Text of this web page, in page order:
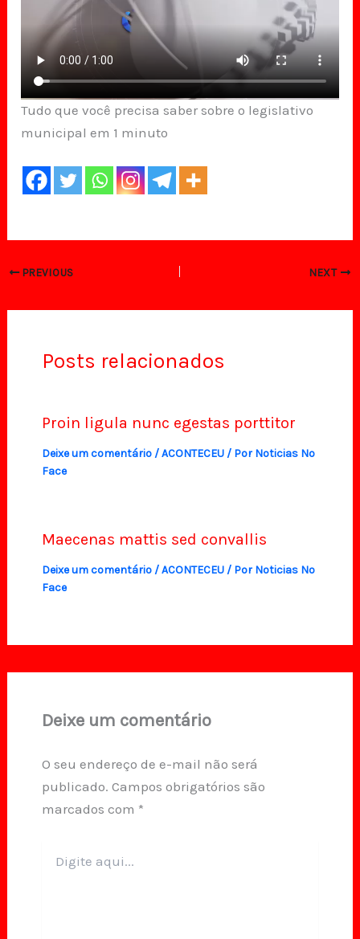
Tudo que você precisa saber sobre o legislativo
municipal em 1 minuto
PREVIOUS NEXT
Posts relacionados
Proin ligula nunc egestas porttitor
Deixe um comentário /ACONTECEU/ Por Noticias No
Face
Maecenas mattis sed convallis
Deixe um comentário /ACONTECEU/ Por Noticias No
Face
Deixe um comentário
O seu endereço de e-mail não será
publicado. Campos obrigatórios são
marcados com *
aqui...